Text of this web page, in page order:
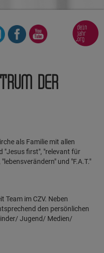
DER
als Familie mit allen
"Jesus first", "relevant für
und "F.A.T."
Team im CZV. Neben
den persönlichen
Jugend/ Medien/